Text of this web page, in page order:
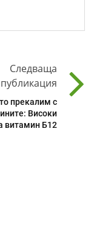
Следваща
публикация
прекалим с
Високи
витамин Б12